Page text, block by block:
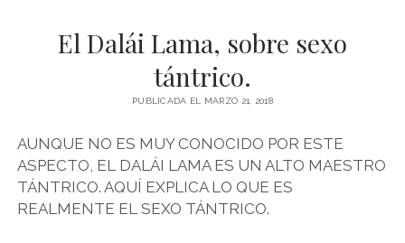
El Dalái Lama, sobre sexo
tántrico.
PUBLICADA EL MARZO 21, 2018
AUNQUE NO ES MUY CONOCIDO POR ESTE
ASPECTO, EL DALÁI LAMA ES UN ALTO MAESTRO
TÁNTRICO. AQUÍ EXPLICA LO QUE ES
REALMENTE EL SEXO TÁNTRICO.